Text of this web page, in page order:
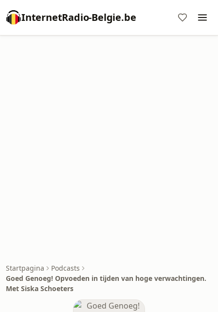
InternetRadio-Belgie.be
Startpagina
Podcasts
Goed Genoeg! Opvoeden in tijden van hoge verwachtingen.
Met Siska Schoeters